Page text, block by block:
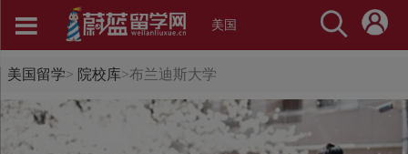
美国
美国留学> 院校库>布兰迪斯大学